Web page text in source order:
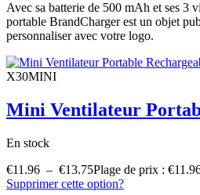
Avec sa batterie de 500 mAh et ses 3
portable BrandCharger est un objet
personnaliser avec votre logo.
X30MINI
Mini Ventilateur
En stock
€11.96 – €13.75Plage de prix :
Supprimer cette option?